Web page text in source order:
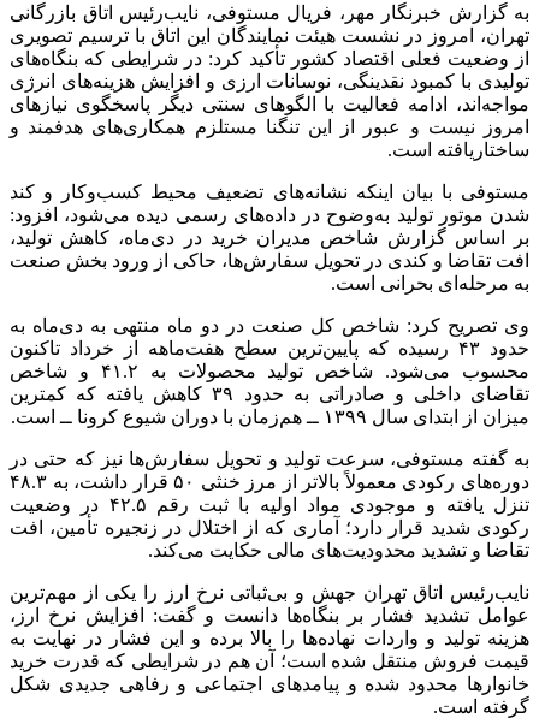
به گزارش خبرنگار مهر، فریال مستوفی، نایب‌رئیس اتاق بازرگانی
تهران، امروز در نشست هیئت نمایندگان این اتاق با ترسیم تصویری
از وضعیت فعلی اقتصاد کشور تأکید کرد: در شرایطی که بنگاه‌های
تولیدی با کمبود نقدینگی، نوسانات ارزی و افزایش هزینه‌های انرژی
مواجه‌اند، ادامه فعالیت با الگوهای سنتی دیگر پاسخگوی نیازهای
امروز نیست و عبور از این تنگنا مستلزم همکاری‌های هدفمند و
ساختاریافته است.
مستوفی با بیان اینکه نشانه‌های تضعیف محیط کسب‌وکار و کند
شدن موتور تولید به‌وضوح در داده‌های رسمی دیده می‌شود، افزود:
بر اساس گزارش شاخص مدیران خرید در دی‌ماه، کاهش تولید،
افت تقاضا و کندی در تحویل سفارش‌ها، حاکی از ورود بخش صنعت
به مرحله‌ای بحرانی است.
وی تصریح کرد: شاخص کل صنعت در دو ماه منتهی به دی‌ماه به
حدود ۴۳ رسیده که پایین‌ترین سطح هفت‌ماهه از خرداد تاکنون
محسوب می‌شود. شاخص تولید محصولات به ۴۱.۲ و شاخص
تقاضای داخلی و صادراتی به حدود ۳۹ کاهش یافته که کمترین
میزان از ابتدای سال ۱۳۹۹ ــ هم‌زمان با دوران شیوع کرونا ــ است.
به گفته مستوفی، سرعت تولید و تحویل سفارش‌ها نیز که حتی در
دوره‌های رکودی معمولاً بالاتر از مرز خنثی ۵۰ قرار داشت، به ۴۸.۳
تنزل یافته و موجودی مواد اولیه با ثبت رقم ۴۲.۵ در وضعیت
رکودی شدید قرار دارد؛ آماری که از اختلال در زنجیره تأمین، افت
تقاضا و تشدید محدودیت‌های مالی حکایت می‌کند.
نایب‌رئیس اتاق تهران جهش و بی‌ثباتی نرخ ارز را یکی از مهم‌ترین
عوامل تشدید فشار بر بنگاه‌ها دانست و گفت: افزایش نرخ ارز،
هزینه تولید و واردات نهاده‌ها را بالا برده و این فشار در نهایت به
قیمت فروش منتقل شده است؛ آن هم در شرایطی که قدرت خرید
خانوارها محدود شده و پیامدهای اجتماعی و رفاهی جدیدی شکل
گرفته است.